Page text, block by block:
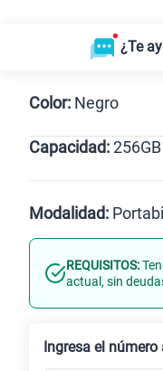
¿Te
Color: Negro
Capacidad:256GB
256GB
Modalidad:
Línea Nueva
REQUISITOS:
actual, sin
Ingresa el número